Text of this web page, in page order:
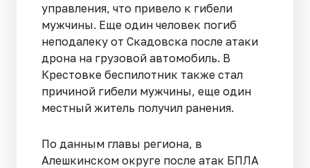
управления, что привело к гибели
мужчины. Еще один человек погиб
неподалеку от Скадовска после атаки
дрона на грузовой автомобиль. В
Крестовке беспилотник также стал
причиной гибели мужчины, еще один
местный житель получил ранения.
По данным главы региона, в
Алешкинском округе после атак БПЛА